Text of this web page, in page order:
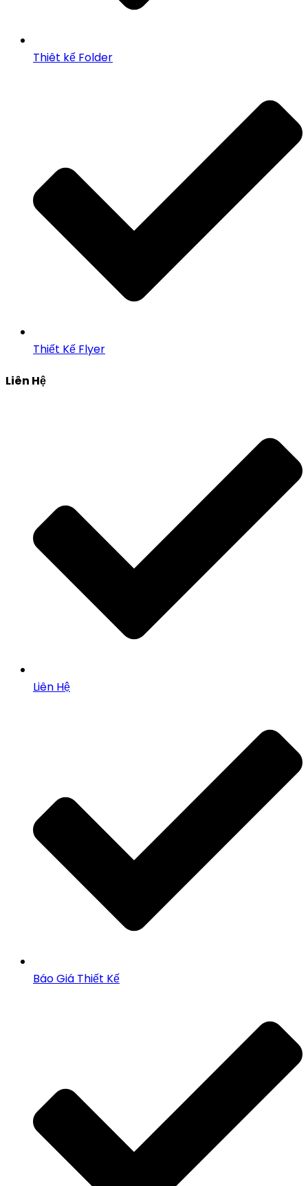
Thiêt kế Folder
Thiết Kế Flyer
Liên Hệ
Liên Hệ
Báo Giá Thiết Kế